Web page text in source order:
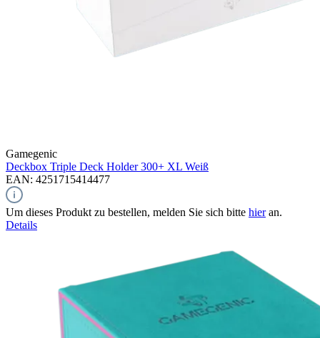
Gamegenic
Deckbox Triple Deck Holder 300+ XL Weiß
EAN: 4251715414477
Um dieses Produkt zu bestellen, melden Sie sich bitte hieran.
Details